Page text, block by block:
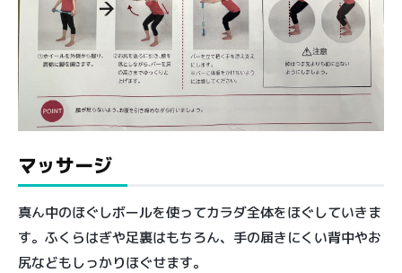
マッサージ
真ん中のほぐしボールを使ってカラダ全体をほぐしていきま
す。ふくらはぎや足裏はもちろん、手の届きにくい背中やお
尻などもしっかりほぐせます。